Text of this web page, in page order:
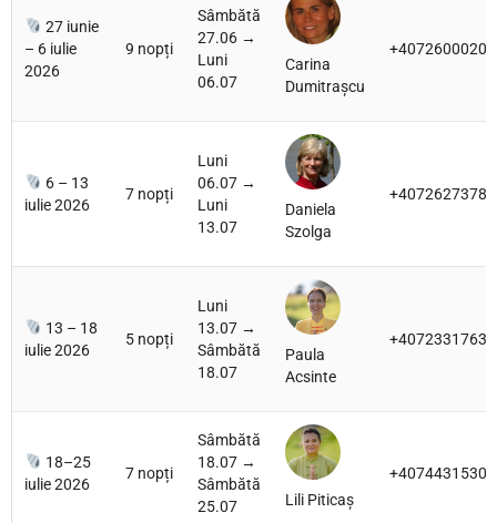
27 iunie
– 6 iulie
2026
9 nopți
Sâmbătă
27.06 →
Luni
06.07
Carina
Dumitrașcu
+40726000200
6 – 13
iulie 2026
7 nopți
Luni
06.07 →
Luni
13.07
Daniela
Szolga
+40726273784
13 – 18
iulie 2026
5 nopți
Luni
13.07 →
Sâmbătă
18.07
Paula
Acsinte
+40723317631
18–25
iulie 2026
7 nopți
Sâmbătă
18.07 →
Sâmbătă
25.07
Lili Piticaș
+40744315307